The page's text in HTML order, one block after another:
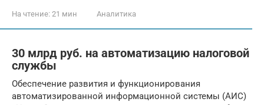
На чтение: 21 мин Аналитика
30 млрд руб. на автоматизацию налоговой
службы
Обеспечение развития и функционирования
автоматизированной информационной системы (АИС)